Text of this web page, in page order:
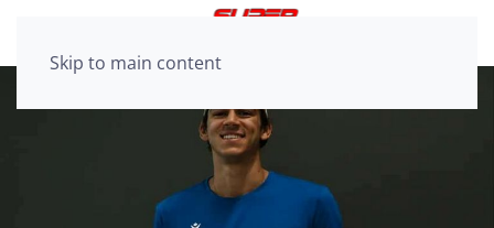
Skip to main content